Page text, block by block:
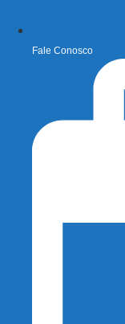
Fale Conosco